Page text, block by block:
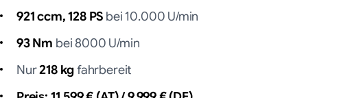
921 ccm, 128 PSbei 10.000 U/min
93 Nmbei 8000 U/min
Nur218 kgfahrbereit